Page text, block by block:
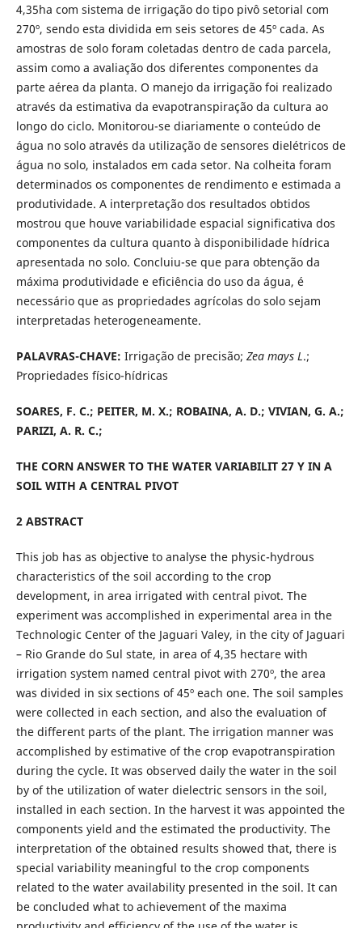
4,35ha com sistema de irrigação do tipo pivô setorial com
270º, sendo esta dividida em seis setores de 45º cada. As
amostras de solo foram coletadas dentro de cada parcela,
assim como a avaliação dos diferentes componentes da
parte aérea da planta. O manejo da irrigação foi realizado
através da estimativa da evapotranspiração da cultura ao
longo do ciclo. Monitorou-se diariamente o conteúdo de
água no solo através da utilização de sensores dielétricos de
água no solo, instalados em cada setor. Na colheita foram
determinados os componentes de rendimento e estimada a
produtividade. A interpretação dos resultados obtidos
mostrou que houve variabilidade espacial significativa dos
componentes da cultura quanto à disponibilidade hídrica
apresentada no solo. Concluiu-se que para obtenção da
máxima produtividade e eficiência do uso da água, é
necessário que as propriedades agrícolas do solo sejam
interpretadas heterogeneamente.
PALAVRAS-CHAVE: Irrigação de precisão; Zea mays L.;
Propriedades físico-hídricas
SOARES, F. C.; PEITER, M. X.; ROBAINA, A. D.; VIVIAN, G. A.;
PARIZI, A. R. C.;
THE CORN ANSWER TO THE WATER VARIABILIT 27 Y IN A
SOIL WITH A CENTRAL PIVOT
2 ABSTRACT
This job has as objective to analyse the physic-hydrous
characteristics of the soil according to the crop
development, in area irrigated with central pivot. The
experiment was accomplished in experimental area in the
Technologic Center of the Jaguari Valey, in the city of Jaguari
– Rio Grande do Sul state, in area of 4,35 hectare with
irrigation system named central pivot with 270º, the area
was divided in six sections of 45º each one. The soil samples
were collected in each section, and also the evaluation of
the different parts of the plant. The irrigation manner was
accomplished by estimative of the crop evapotranspiration
during the cycle. It was observed daily the water in the soil
by of the utilization of water dielectric sensors in the soil,
installed in each section. In the harvest it was appointed the
components yield and the estimated the productivity. The
interpretation of the obtained results showed that, there is
special variability meaningful to the crop components
related to the water availability presented in the soil. It can
be concluded what to achievement of the maxima